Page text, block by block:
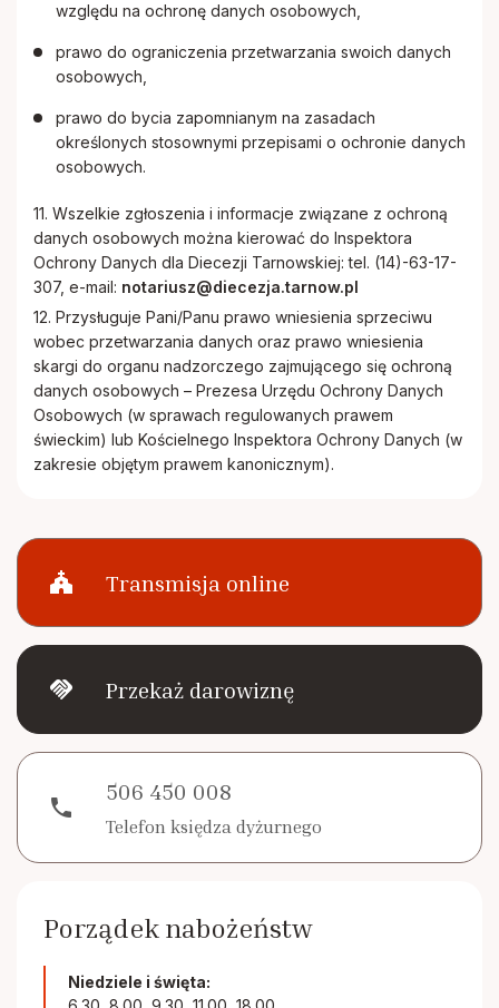
church Transmisja online
handshake Przekaż darowiznę
phone
506 450 008
Telefon księdza dyżurnego
Porządek nabożeństw
Niedziele i święta:
względu na ochronę danych osobowych,
prawo do ograniczenia przetwarzania swoich danych
osobowych,
prawo do bycia zapomnianym na zasadach
określonych stosownymi przepisami o ochronie danych
osobowych.
11. Wszelkie zgłoszenia i informacje związane z ochroną
danych osobowych można kierować do Inspektora
Ochrony Danych dla Diecezji Tarnowskiej: tel. (14)-63-17-
307, e-mail: notariusz@diecezja.tarnow.pl
12. Przysługuje Pani/Panu prawo wniesienia sprzeciwu
wobec przetwarzania danych oraz prawo wniesienia
skargi do organu nadzorczego zajmującego się ochroną
danych osobowych – Prezesa Urzędu Ochrony Danych
Osobowych (w sprawach regulowanych prawem
świeckim) lub Kościelnego Inspektora Ochrony Danych (w
zakresie objętym prawem kanonicznym).